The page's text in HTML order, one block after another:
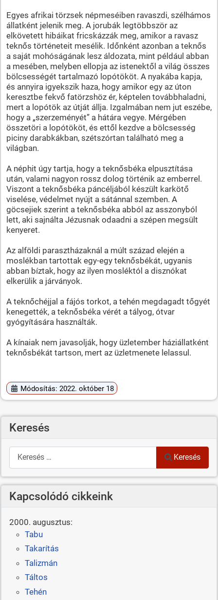
Egyes afrikai törzsek népmeséiben ravaszdi, szélhámos
állatként jelenik meg. A jorubák legtöbbször az
elkövetett hibáikat fricskázzák meg, amikor a ravasz
teknős történeteit mesélik. Időnként azonban a teknős
a saját mohóságának lesz áldozata, mint például abban
a mesében, melyben ellopja az istenektől a világ összes
bölcsességét tartalmazó lopótököt. A nyakába kapja,
és annyira igyekszik haza, hogy amikor egy az úton
keresztbe fekvő fatörzshöz ér, képtelen továbbhaladni,
mert a lopótök az útját állja. Izgalmában nem jut eszébe,
hogy a „szerzeményét” a hátára vegye. Mérgében
összetöri a lopótököt, és ettől kezdve a bölcsesség
piciny darabkákban, szétszórtan található meg a
világban.
A néphit úgy tartja, hogy a teknősbéka elpusztítása
után, valami nagyon rossz dolog történik az emberrel.
Viszont a teknősbéka páncéljából készült karkötő
viselése, védelmet nyújt a sátánnal szemben. A
göcsejiek szerint a teknősbéka abból az asszonyból
lett, aki sajnálta Jézusnak odaadni a szépen megsült
kenyeret.
Az alföldi parasztházaknál a múlt század elején a
moslékban tartottak egy-egy teknősbékát, ugyanis
abban bíztak, hogy az ilyen mosléktól a disznókat
elkerülik a járványok.
A teknőchéjjal a fájós torkot, a tehén megdagadt tőgyét
kenegették, a teknősbéka vérét a tályog, ótvar
gyógyítására használták.
A kínaiak nem javasolják, hogy üzletember háziállatként
teknősbékát tartson, mert az üzletmenete lelassul.
Módosítás: 2022. október 18
Keresés
Keresés
Keresés
Kapcsolódó cikkeink
2000. augusztus:
Tabu
Takarítás
Talizmán
Táltos
Tehén